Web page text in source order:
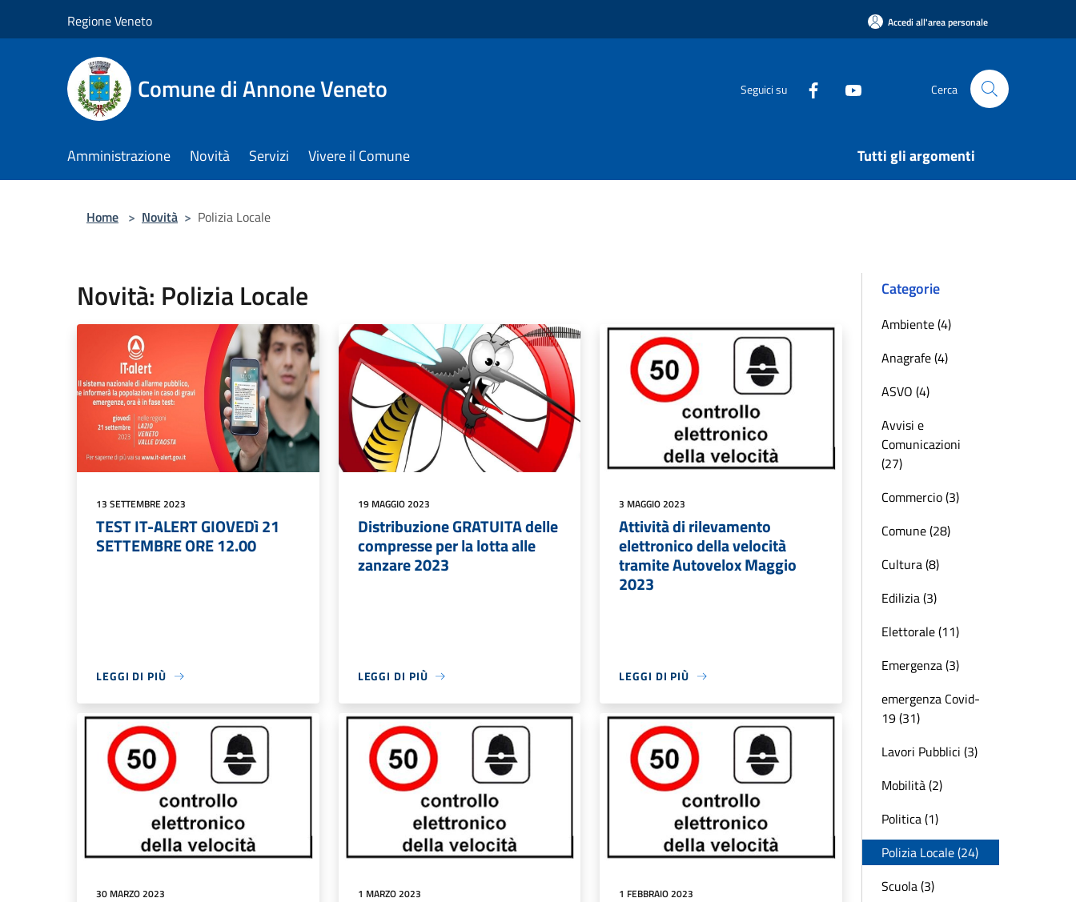
Regione Veneto Accedi all'area personale
Comune di Annone Veneto Seguici su Cerca
Amministrazione Novità Servizi Vivere il Comune Tutti gli argomenti
Home > Novità > Polizia Locale
Novità: Polizia Locale
13 SETTEMBRE 2023
TEST IT-ALERT GIOVEDì 21
SETTEMBRE ORE 12.00
LEGGI DI PIÙ
19 MAGGIO 2023
Distribuzione GRATUITA delle
compresse per la lotta alle
zanzare 2023
LEGGI DI PIÙ
3 MAGGIO 2023
Attività di rilevamento
elettronico della velocità
tramite Autovelox Maggio
2023
LEGGI DI PIÙ
30 MARZO 2023 1 MARZO 2023 1 FEBBRAIO 2023
Categorie
Ambiente (4)
Anagrafe (4)
ASVO (4)
Avvisi e
Comunicazioni
(27)
Commercio (3)
Comune (28)
Cultura (8)
Edilizia (3)
Elettorale (11)
Emergenza (3)
emergenza Covid-
19 (31)
Lavori Pubblici (3)
Mobilità (2)
Politica (1)
Polizia Locale (24)
Scuola (3)